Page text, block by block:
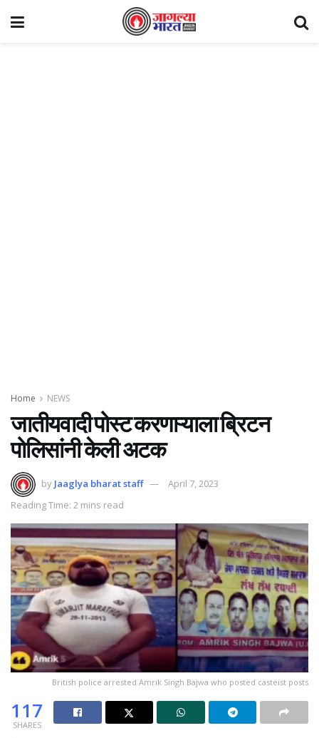
Home NEWS
जातीयवादी पोस्ट करणाऱ्याला ब्रिटन
पोलिसांनी केली अटक
by Jaaglya bharat staff
April 7, 2023
Reading Time: 2 mins read
British police arrested Amrik Singh Bajwa who posted casteist posts
117
SHARES